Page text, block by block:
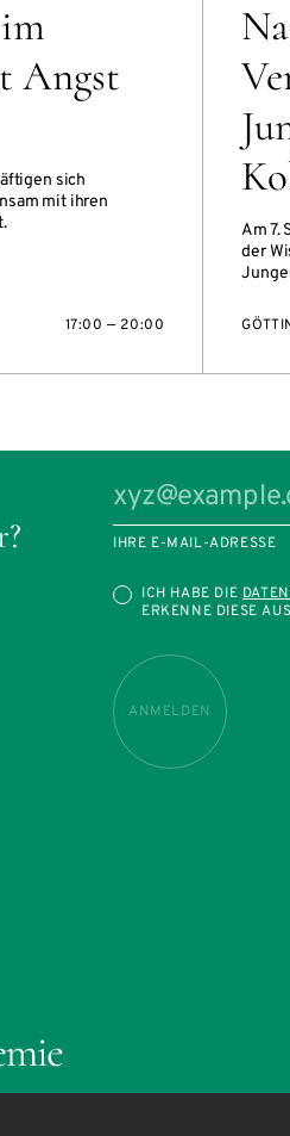
Angst
sich
mit ihren
17:00 — 20:00
Am 7.
der
IHRE E-MAIL-ADRESSE
ICH HABE DIE
ERKENNE DIESE
ANMELDEN